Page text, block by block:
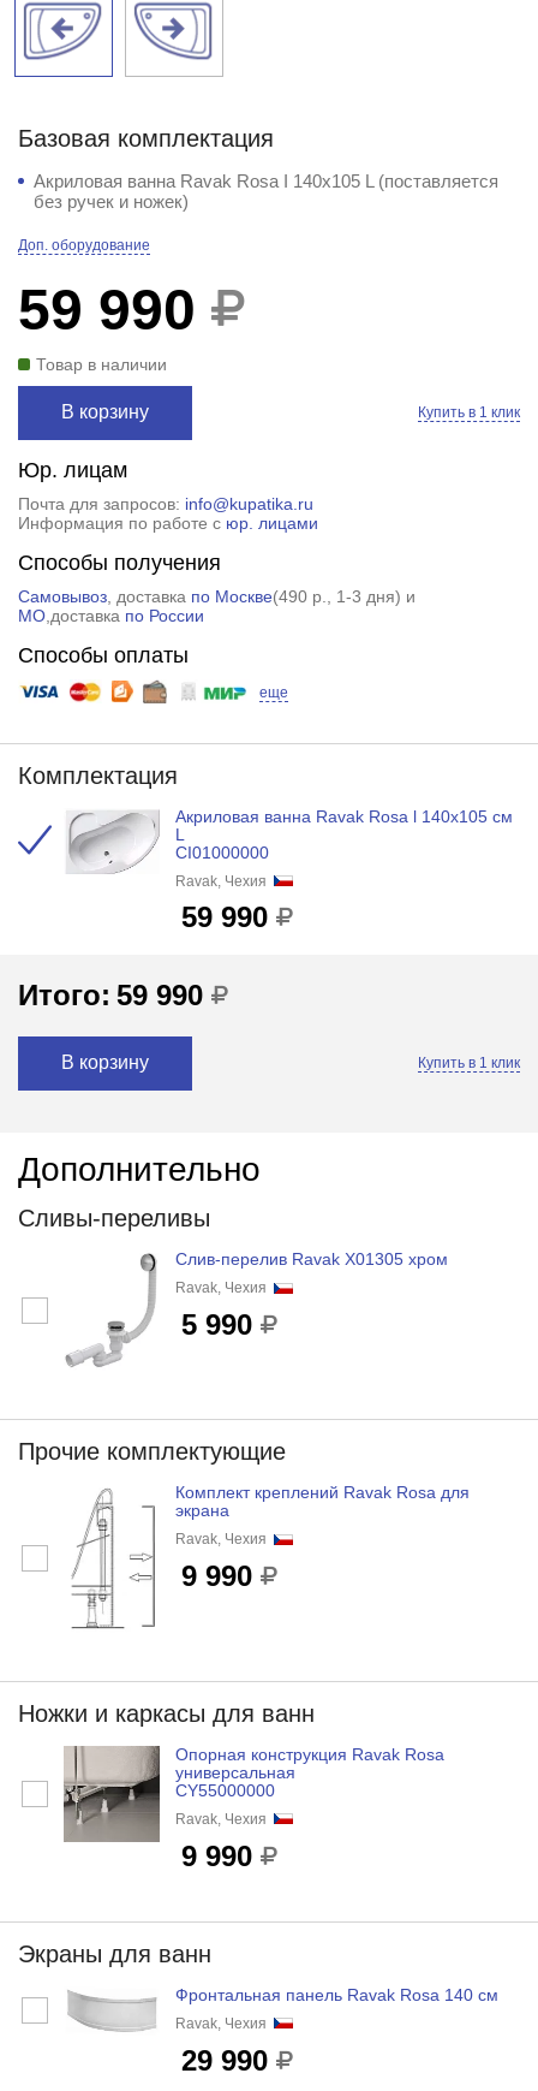
Базовая комплектация
Акриловая ванна Ravak Rosa I 140x105 L (поставляется
без ручек и ножек)
Доп. оборудование
59 990
Товар в наличии
В корзину Купить в 1 клик
Юр. лицам
Почта для запросов: info@kupatika.ru
Информация по работе с юр. лицами
Способы получения
Самовывоз, доставка по Москве(490 р.
, 1-3 дня) и
МО,доставка по России
Способы оплаты
еще
Комплектация
Акриловая ванна Ravak Rosa l 140x105 см
L
CI01000000
Ravak, Чехия
59 990
Итого: 59 990
В корзину Купить в 1 клик
Дополнительно
Сливы-переливы
Слив-перелив Ravak X01305 хром
Ravak, Чехия
5 990
Прочие комплектующие
Комплект креплений Ravak Rosa для
экрана
Ravak, Чехия
9 990
Ножки и каркасы для ванн
Опорная конструкция Ravak Rosa
универсальная
CY55000000
Ravak, Чехия
9 990
Экраны для ванн
Фронтальная панель Ravak Rosa 140 см
Ravak, Чехия
29 990